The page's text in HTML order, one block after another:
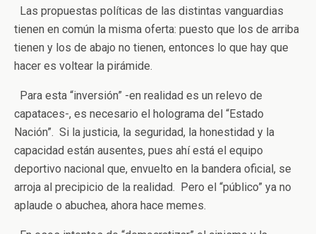
Las propuestas políticas de las distintas vanguardias
tienen en común la misma oferta: puesto que los de arriba
tienen y los de abajo no tienen, entonces lo que hay que
hacer es voltear la pirámide.
Para esta “inversión” -en realidad es un relevo de
capataces-, es necesario el holograma del “Estado
Nación”. Si la justicia, la seguridad, la honestidad y la
capacidad están ausentes, pues ahí está el equipo
deportivo nacional que, envuelto en la bandera oficial, se
arroja al precipicio de la realidad. Pero el “público” ya no
aplaude o abuchea, ahora hace memes.